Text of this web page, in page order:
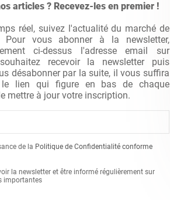
articles ? Recevez-les en premier !
réel, suivez l'actualité du marché de
Pour vous abonner à la newsletter,
ci-dessus l'adresse email sur
recevoir la newsletter puis
désabonner par la suite, il vous suffira
lien qui figure en bas de chaque
mettre à jour votre inscription.
de la Politique de Confidentialité conforme
la newsletter et être informé régulièrement sur
importantes